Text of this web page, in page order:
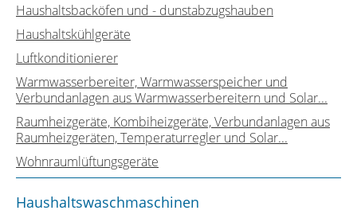
Haushaltsbacköfen und - dunstabzugshauben
Haushaltskühlgeräte
Luftkonditionierer
Warmwasserbereiter, Warmwasserspeicher und
Verbundanlagen aus Warmwasserbereitern und Solar...
Raumheizgeräte, Kombiheizgeräte, Verbundanlagen aus
Raumheizgeräten, Temperaturregler und Solar...
Wohnraumlüftungsgeräte
Haushaltswaschmaschinen